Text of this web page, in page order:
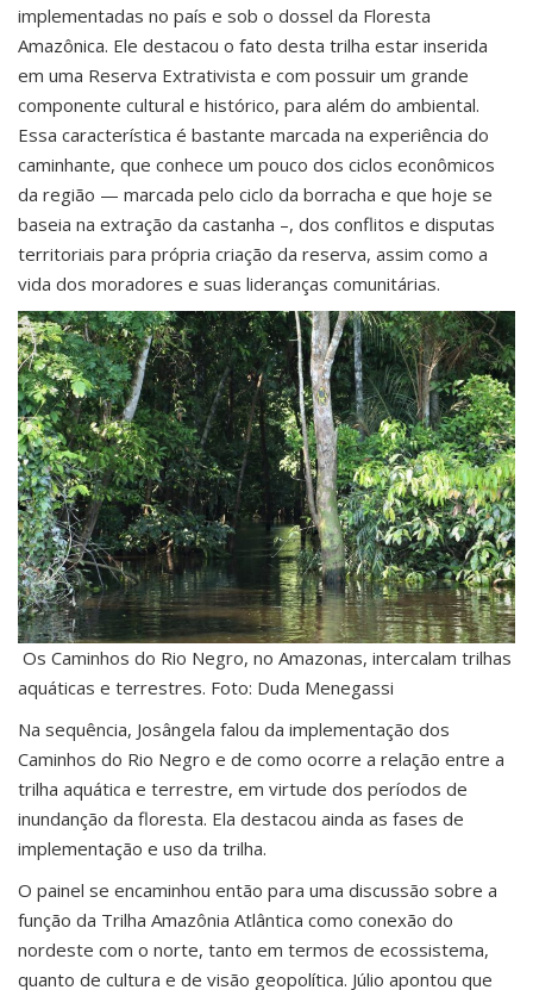
implementadas no país e sob o dossel da Floresta
Amazônica. Ele destacou o fato desta trilha estar inserida
em uma Reserva Extrativista e com possuir um grande
componente cultural e histórico, para além do ambiental.
Essa característica é bastante marcada na experiência do
caminhante, que conhece um pouco dos ciclos econômicos
da região — marcada pelo ciclo da borracha e que hoje se
baseia na extração da castanha –, dos conflitos e disputas
territoriais para própria criação da reserva, assim como a
vida dos moradores e suas lideranças comunitárias.
Os Caminhos do Rio Negro, no Amazonas, intercalam trilhas
aquáticas e terrestres. Foto: Duda Menegassi
Na sequência, Josângela falou da implementação dos
Caminhos do Rio Negro e de como ocorre a relação entre a
trilha aquática e terrestre, em virtude dos períodos de
inundanção da floresta. Ela destacou ainda as fases de
implementação e uso da trilha.
O painel se encaminhou então para uma discussão sobre a
função da Trilha Amazônia Atlântica como conexão do
nordeste com o norte, tanto em termos de ecossistema,
quanto de cultura e de visão geopolítica. Júlio apontou que